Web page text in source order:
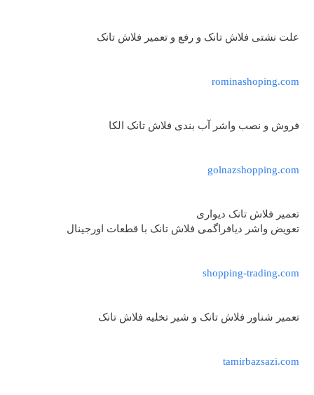
علت نشتی فلاش تانک و رفع و تعمیر فلاش تانک
rominashoping.com
فروش و نصب واشر آب بندی فلاش تانک الکا
golnazshopping.com
تعمیر فلاش تانک دیواری
تعویض واشر دیافراگمی فلاش تانک با قطعات اورجینال
shopping-trading.com
تعمیر شناور فلاش تانک و شیر تخلیه فلاش تانک
tamirbazsazi.com